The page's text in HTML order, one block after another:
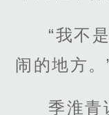
“我不
闹的地方。
季淮青